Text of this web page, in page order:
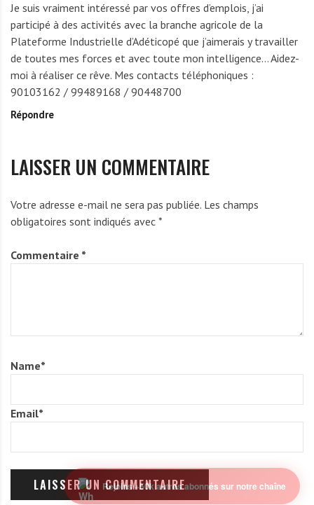
A
M
a
l
i
b
a
B
A
M
I
K
O
T
O
L
G
M
O
A
Je suis vraiment intéressé par vos offres d’emplois, j’ai
participé à des activités avec la branche agricole de la
Plateforme Industrielle d’Adéticopé que j’aimerais y travailler
de toutes mes forces et avec toute mon intelligence… Aidez-
moi à réaliser ce rêve. Mes contacts téléphoniques :
90103162 / 99489168 / 90448700
Répondre
LAISSER UN COMMENTAIRE
Votre adresse e-mail ne sera pas publiée. Les champs
obligatoires sont indiqués avec *
Commentaire *
Name*
Email*
Rejoins +50k autres abonnés sur notre chaîne